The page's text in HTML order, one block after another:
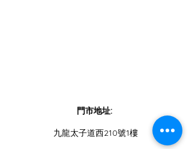
門市地址:
​九龍太子道西210號1樓